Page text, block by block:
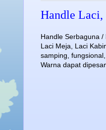
Handle Laci,
Handle Serbaguna
Laci Meja, Laci
samping,
Warna dapat